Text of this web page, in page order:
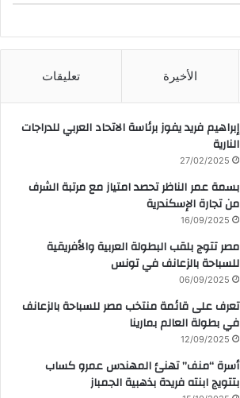
الأخيرة تعليقات
إبراهيم فريد يفوز برئاسة الاتحاد العربي للدراجات
النارية
27/02/2025
بسمة عمر الناظر تحصد امتياز مع مرتبة الشرف
من تجارة الإسكندرية
16/09/2025
مصر تتوج بلقب البطولة العربية والأفريقية
للسباحة بالزعانف في تونس
06/09/2025
تعرف على قائمة منتخب مصر للسباحة بالزعانف
في بطولة العالم بمارينا
12/09/2025
أسرة “منف” تهنئ المهندس عمرو كساب
بتتويج ابنته فريدة بذهبية الجمباز